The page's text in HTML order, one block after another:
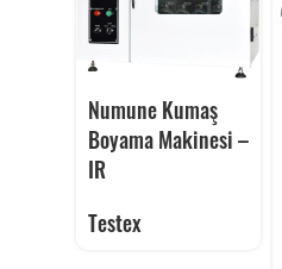
Numune Kumaş
Boyama Makinesi –
IR
Testex